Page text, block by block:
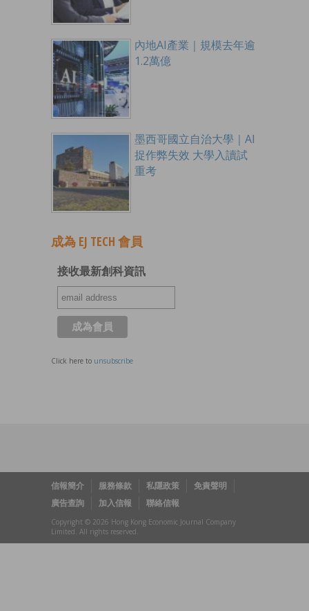
內地AI產業｜規模去年逾
1.2萬億
墨西哥國立自治大學｜AI
捉作弊失效 大學入讀試
重考
成為 EJ TECH 會員
接收最新創科資訊
Click here to unsubscribe
信報簡介 服務條款 私隱政策
免責聲明
廣告查詢
加入信報 聯絡信報
Copyright © 2026 Hong Kong Economic Journal Company
Limited. All rights reserved.